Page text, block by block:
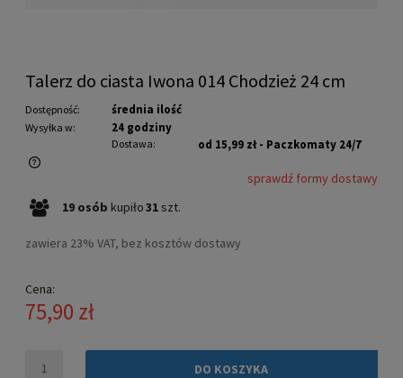
Talerz do ciasta Iwona 014 Chodzież 24 cm
Dostępność: średnia ilość
Wysyłka w: 24 godziny
Dostawa: od 15,99 zł - Paczkomaty 24/7
Cena nie zawiera ewentualnych kosztów płatności
sprawdź formy dostawy
19 osób kupiło31 szt.
zawiera 23% VAT, bez kosztów dostawy
Cena:
75,90 zł
DO KOSZYKA